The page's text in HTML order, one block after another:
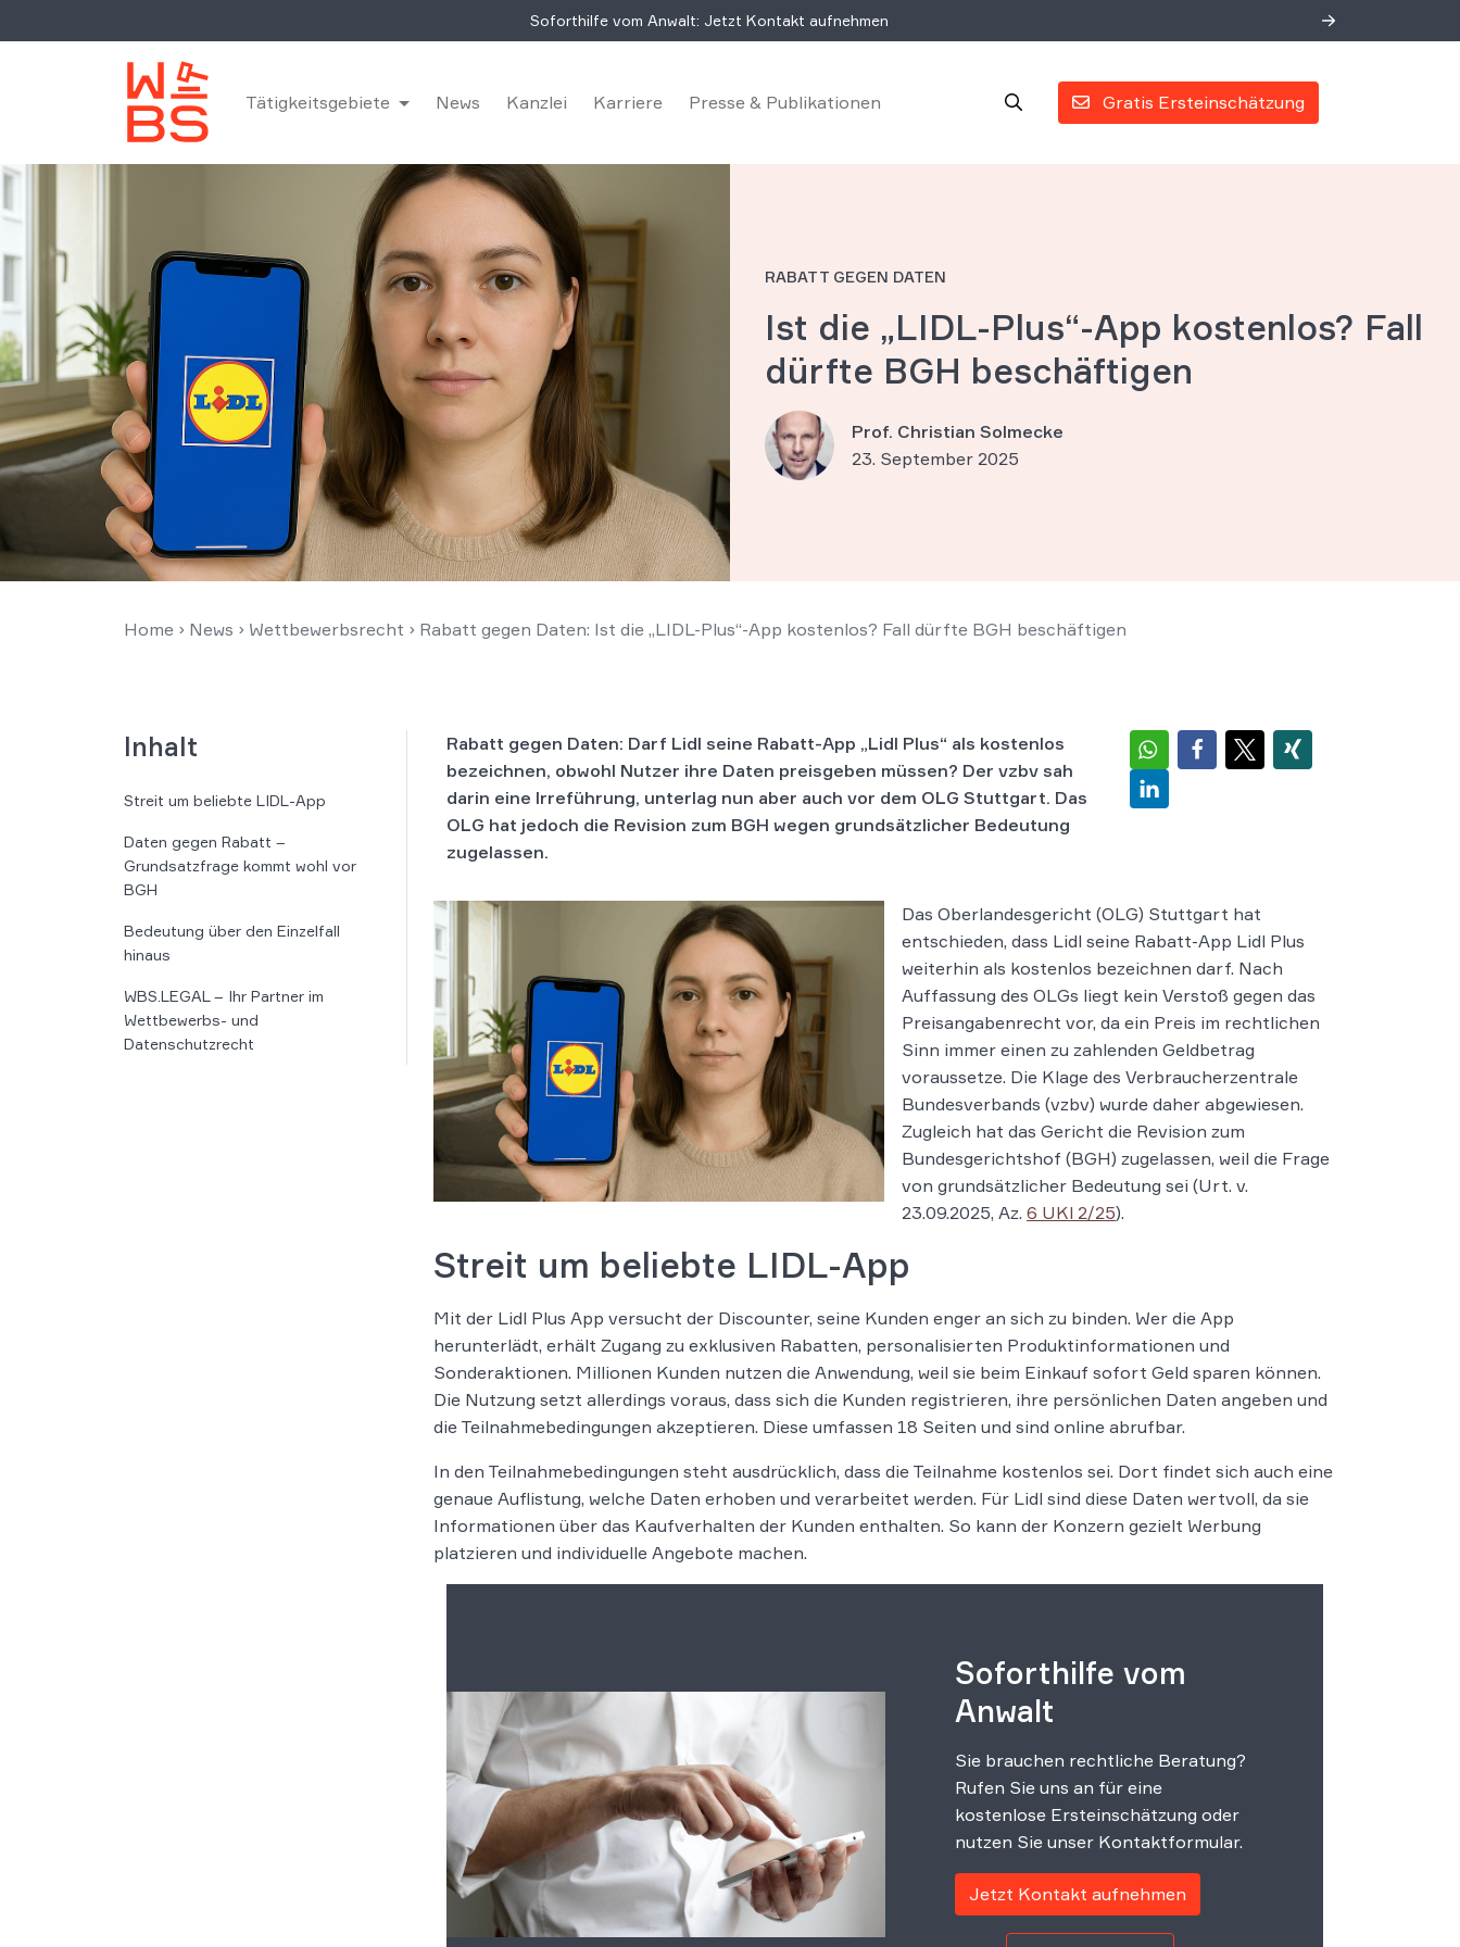
Soforthilfe vom Anwalt: Jetzt Kontakt aufnehmen
Gratis Ersteinschätzung
Tätigkeitsgebiete News Kanzlei Karriere Presse & Publikationen
RABATT GEGEN DATEN
Ist die „LIDL-Plus“-App kostenlos? Fall
dürfte BGH beschäftigen
Prof. Christian Solmecke
23. September 2025
Home › News › Wettbewerbsrecht › Rabatt gegen Daten: Ist die „LIDL-Plus“-App kostenlos? Fall dürfte BGH beschäftigen
Inhalt
Streit um beliebte LIDL-App
Daten gegen Rabatt –
Grundsatzfrage kommt wohl vor
BGH
Bedeutung über den Einzelfall
hinaus
WBS.LEGAL – Ihr Partner im
Wettbewerbs- und
Datenschutzrecht
Rabatt gegen Daten: Darf Lidl seine Rabatt-App „Lidl Plus“ als kostenlos
bezeichnen, obwohl Nutzer ihre Daten preisgeben müssen? Der vzbv sah
darin eine Irreführung, unterlag nun aber auch vor dem OLG Stuttgart. Das
OLG hat jedoch die Revision zum BGH wegen grundsätzlicher Bedeutung
zugelassen.
Das Oberlandesgericht (OLG) Stuttgart hat
entschieden, dass Lidl seine Rabatt-App Lidl Plus
weiterhin als kostenlos bezeichnen darf. Nach
Auffassung des OLGs liegt kein Verstoß gegen das
Preisangabenrecht vor, da ein Preis im rechtlichen
Sinn immer einen zu zahlenden Geldbetrag
voraussetze. Die Klage des Verbraucherzentrale
Bundesverbands (vzbv) wurde daher abgewiesen.
Zugleich hat das Gericht die Revision zum
Bundesgerichtshof (BGH) zugelassen, weil die Frage
von grundsätzlicher Bedeutung sei (Urt. v.
23.09.2025, Az. 6 UKl 2/25).
Streit um beliebte LIDL-App
Mit der Lidl Plus App versucht der Discounter, seine Kunden enger an sich zu binden. Wer die App
herunterlädt, erhält Zugang zu exklusiven Rabatten, personalisierten Produktinformationen und
Sonderaktionen. Millionen Kunden nutzen die Anwendung, weil sie beim Einkauf sofort Geld sparen können.
Die Nutzung setzt allerdings voraus, dass sich die Kunden registrieren, ihre persönlichen Daten angeben und
die Teilnahmebedingungen akzeptieren. Diese umfassen 18 Seiten und sind online abrufbar.
In den Teilnahmebedingungen steht ausdrücklich, dass die Teilnahme kostenlos sei. Dort findet sich auch eine
genaue Auflistung, welche Daten erhoben und verarbeitet werden. Für Lidl sind diese Daten wertvoll, da sie
Informationen über das Kaufverhalten der Kunden enthalten. So kann der Konzern gezielt Werbung
platzieren und individuelle Angebote machen.
Soforthilfe vom
Anwalt
Sie brauchen rechtliche Beratung?
Rufen Sie uns an für eine
kostenlose Ersteinschätzung oder
nutzen Sie unser Kontaktformular.
Jetzt Kontakt aufnehmen